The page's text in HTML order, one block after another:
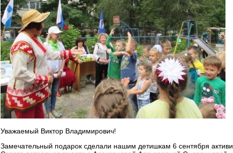
Уважаемый Виктор Владимирович!
Замечательный подарок сделали нашим детишкам 6 сентября